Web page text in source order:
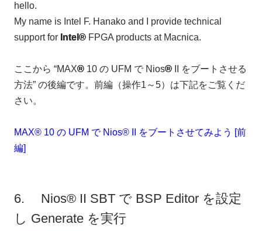
hello.
My name is Intel F. Hanako and I provide technical
support for Intel®FPGA products at Macnica.
ここから “MAX®10 の UFM で Nios®II をブートさせる
方法” の後編です。前編（操作1～5）は下記をご覧くだ
さい。
MAX® 10 の UFM で Nios® II をブートさせてみよう [前
編]
6. Nios® II SBT で BSP Editor を設定
し Generate を実行